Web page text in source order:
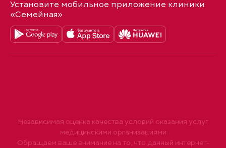
Установите мобильное приложение клиники
«Семейная»
Независимая оценка качества условий оказания услуг
медицинскими организациями
Обращаем ваше внимание на то, что данный интернет-